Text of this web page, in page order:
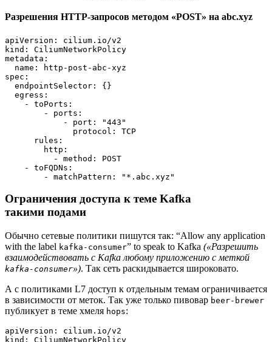
Разрешения HTTP-запросов методом «POST» на abc.xyz
apiVersion: cilium.io/v2
kind: CiliumNetworkPolicy
metadata:
  name: http-post-abc-xyz
spec:
  endpointSelector: {}
  egress:
    - toPorts:
        - ports:
            - port: "443"
              protocol: TCP
      rules:
        http:
          - method: POST
    - toFQDNs:
        - matchPattern: "*.abc.xyz"
Ограничения доступа к теме Kafka
такими подами
Обычно сетевые политики пишутся так: “Allow any application
with the label kafka-consumer” to speak to Kafka («Разрешить
взаимодействовать с Kafka любому приложению с меткой
kafka-consumer»). Так сеть раскидывается широковато.
А с политиками L7 доступ к отдельным темам ограничивается
в зависимости от меток. Так уже только пивовар beer-brewer
публикует в теме хмеля hops:
apiVersion: cilium.io/v2
kind: CiliumNetworkPolicy